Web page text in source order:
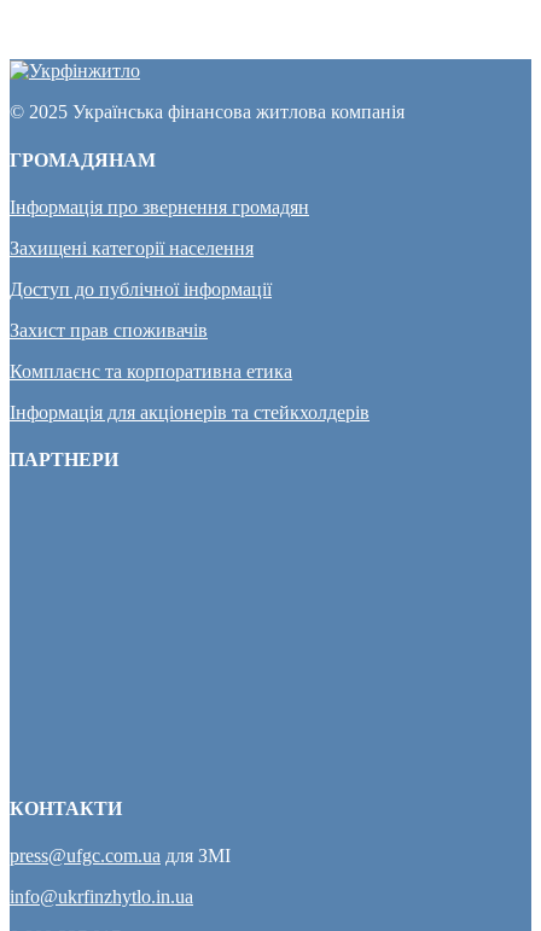
© 2025 Українська фінансова житлова компанія
ГРОМАДЯНАМ
Інформація про звернення громадян
Захищені категорії населення
Доступ до публічної інформації
Захист прав споживачів
Комплаєнс та корпоративна етика
Інформація для акціонерів та стейкхолдерів
ПАРТНЕРИ
КОНТАКТИ
press@ufgc.com.ua для ЗМІ
info@ukrfinzhytlo.in.ua